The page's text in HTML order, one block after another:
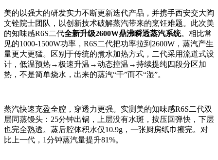
美的以强大的研发实力不断更新迭代产品，并携手西安交大陶
文铨院士团队，以创新技术破解蒸汽带来的烹饪难题。此次美
的知味感R6S二代全新升级2600W鼎沸瞬透蒸汽系统。相比常
见的1000-1500W功率，R6S二代把功率拉到2600W，蒸汽产生
量更大更猛。区别于传统的煮水加热方式，二代采用流道式设
计，低温预热→极速升温→动态控温→持续提纯四段分区加
热，不是简单烧水，出来的蒸汽“干”而不“湿”。
蒸汽快速充盈全腔，穿透力更强。实测美的知味感R6S二代双
层同蒸馒头：25分钟出锅，上层没有水斑，按压回弹快，下层
也完全熟透。蒸后腔体积水仅10.9g，一张厨房纸巾擦完。对
比上一代，1分钟蒸汽量提升81%。